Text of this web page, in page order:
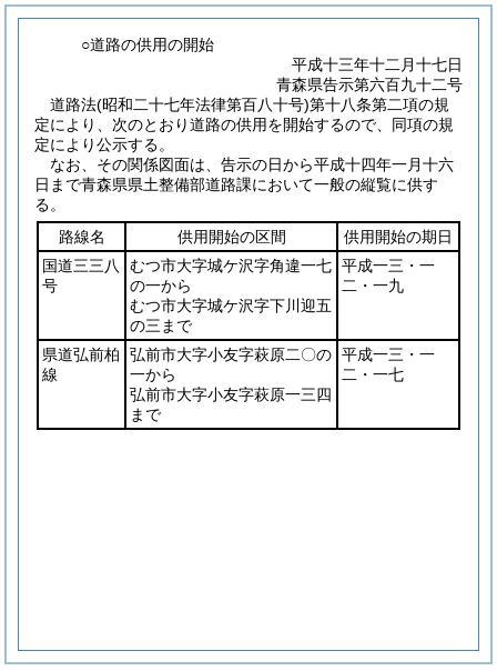
○道路の供用の開始
平成十三年十二月十七日
青森県告示第六百九十二号
道路法(昭和二十七年法律第百八十号)第十八条第二項の規
定により、次のとおり道路の供用を開始するので、同項の規
定により公示する。
なお、その関係図面は、告示の日から平成十四年一月十六
日まで青森県県土整備部道路課において一般の縦覧に供す
る。
路線名
供用開始の区間
供用開始の期日
国道三三八
号
むつ市大字城ケ沢字角違一七
の一から
むつ市大字城ケ沢字下川迎五
の三まで
平成一三・一
二・一九
県道弘前柏
線
弘前市大字小友字萩原二〇の
一から
弘前市大字小友字萩原一三四
まで
平成一三・一
二・一七